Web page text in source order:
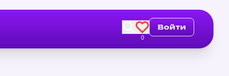
0
Войти